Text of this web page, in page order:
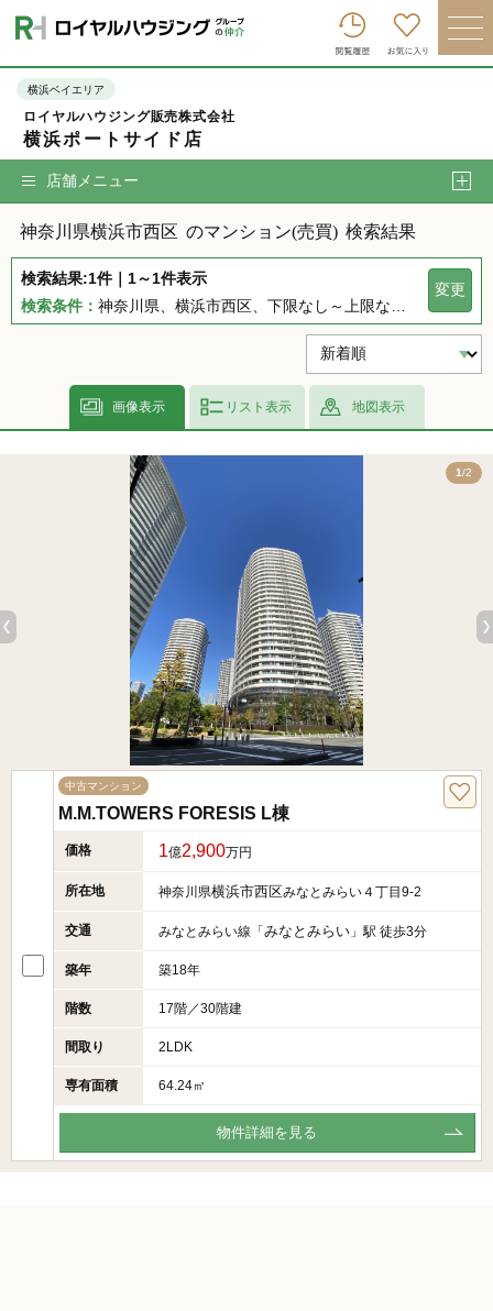
横浜ベイエリア
ロイヤルハウジング販売株式会社
横浜ポートサイド店
店舗メニュー
神奈川県横浜市西区 のマンション(売買) 検索結果
検索結果:1件｜1～1件表示
検索条件： 神奈川県、横浜市西区、下限なし～上限なし、指定しない、指定なし、指定しない、下限なし～上限なし、指定なし
変更
画像表示 リスト表示 地図表示
1/2
中古マンション
M.M.TOWERS FORESIS L棟
価格 1億2,900万円
所在地 神奈川県横浜市西区みなとみらい４丁目9-2
交通 みなとみらい線「 みなとみらい 」駅 徒歩3分
築年 築18年
階数 17階／30階建
間取り 2LDK
専有面積 64.24㎡
物件詳細を見る
ロイヤルハウジンググループトップへ
買いたい
売りたい
借りたい
貸したい
企業情報
会員登録